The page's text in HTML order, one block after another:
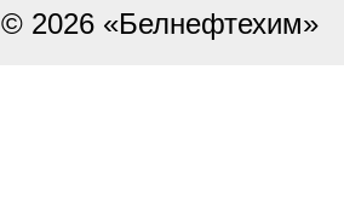
© 2026 «Белнефтехим»